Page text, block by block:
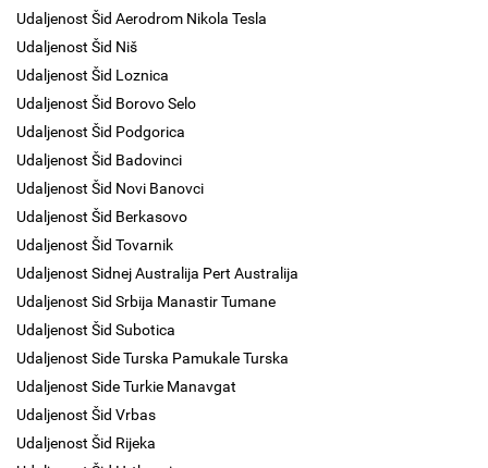
Udaljenost Šid Aerodrom Nikola Tesla
Udaljenost Šid Niš
Udaljenost Šid Loznica
Udaljenost Šid Borovo Selo
Udaljenost Šid Podgorica
Udaljenost Šid Badovinci
Udaljenost Šid Novi Banovci
Udaljenost Šid Berkasovo
Udaljenost Šid Tovarnik
Udaljenost Sidnej Australija Pert Australija
Udaljenost Sid Srbija Manastir Tumane
Udaljenost Šid Subotica
Udaljenost Side Turska Pamukale Turska
Udaljenost Side Turkie Manavgat
Udaljenost Šid Vrbas
Udaljenost Šid Rijeka